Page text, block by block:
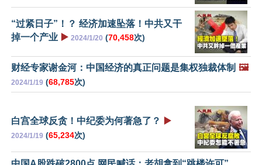
“过紧日子”！？ 经济加速坠落！中共又干
掉一个产业 ▶️ 2024/1/20 (70,458次)
财经专家谢金河：中国经济的真正问题是集权独裁体制 🖼️
2024/1/19 (68,785次)
白宫全球反贪！中纪委为何著急了？ ▶️
2024/1/19 (65,234次)